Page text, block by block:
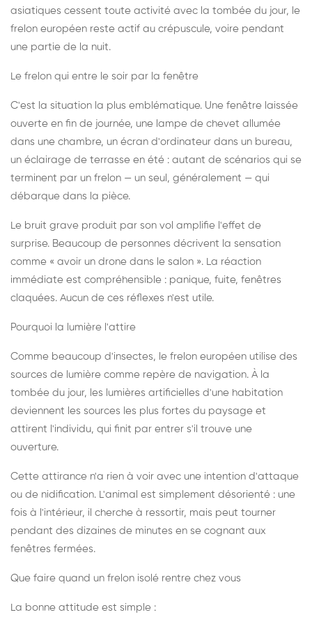
asiatiques cessent toute activité avec la tombée du jour, le
frelon européen reste actif au crépuscule, voire pendant
une partie de la nuit.
Le frelon qui entre le soir par la fenêtre
C'est la situation la plus emblématique. Une fenêtre laissée
ouverte en fin de journée, une lampe de chevet allumée
dans une chambre, un écran d'ordinateur dans un bureau,
un éclairage de terrasse en été : autant de scénarios qui se
terminent par un frelon — un seul, généralement — qui
débarque dans la pièce.
Le bruit grave produit par son vol amplifie l'effet de
surprise. Beaucoup de personnes décrivent la sensation
comme « avoir un drone dans le salon ». La réaction
immédiate est compréhensible : panique, fuite, fenêtres
claquées. Aucun de ces réflexes n'est utile.
Pourquoi la lumière l'attire
Comme beaucoup d'insectes, le frelon européen utilise des
sources de lumière comme repère de navigation. À la
tombée du jour, les lumières artificielles d'une habitation
deviennent les sources les plus fortes du paysage et
attirent l'individu, qui finit par entrer s'il trouve une
ouverture.
Cette attirance n'a rien à voir avec une intention d'attaque
ou de nidification. L'animal est simplement désorienté : une
fois à l'intérieur, il cherche à ressortir, mais peut tourner
pendant des dizaines de minutes en se cognant aux
fenêtres fermées.
Que faire quand un frelon isolé rentre chez vous
La bonne attitude est simple :